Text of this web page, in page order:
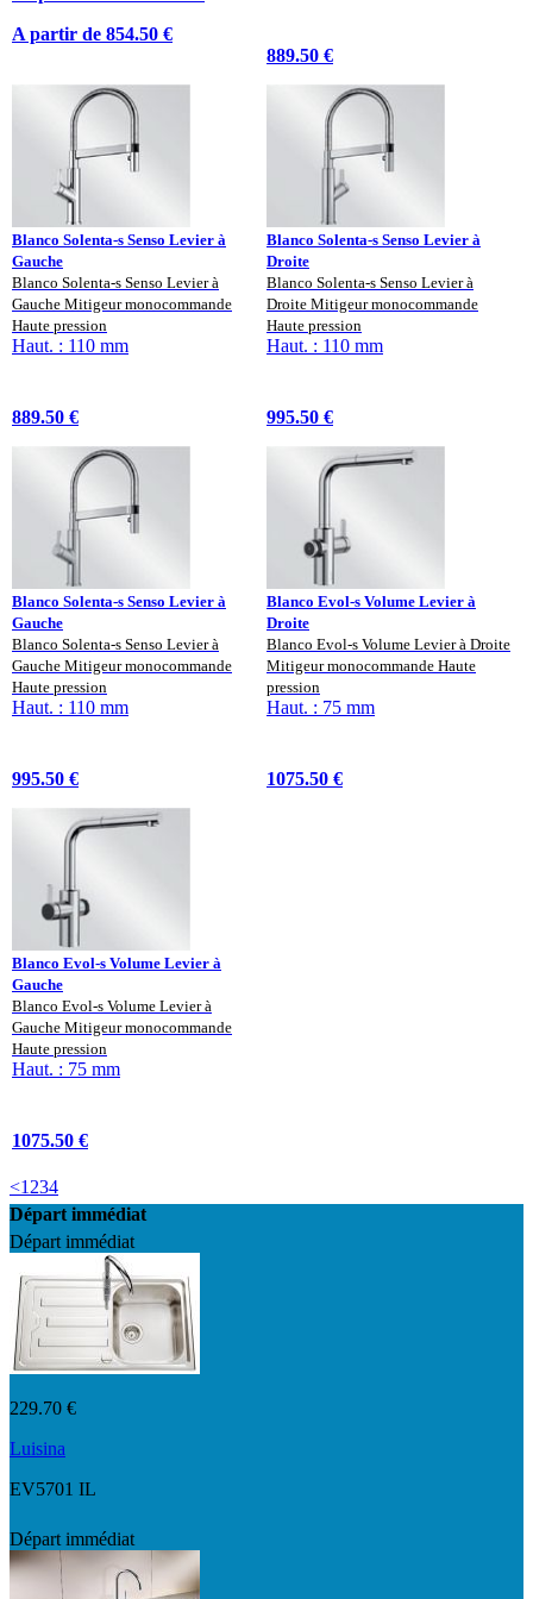
A partir de 854.50 €
889.50 €
Blanco Solenta-s Senso Levier à
Gauche
Blanco Solenta-s Senso Levier à
Gauche Mitigeur monocommande
Haute pression
Haut. : 110 mm
889.50 €
Blanco Solenta-s Senso Levier à
Droite
Blanco Solenta-s Senso Levier à
Droite Mitigeur monocommande
Haute pression
Haut. : 110 mm
995.50 €
Blanco Solenta-s Senso Levier à
Gauche
Blanco Solenta-s Senso Levier à
Gauche Mitigeur monocommande
Haute pression
Haut. : 110 mm
995.50 €
Blanco Evol-s Volume Levier à
Droite
Blanco Evol-s Volume Levier à Droite
Mitigeur monocommande Haute
pression
Haut. : 75 mm
1075.50 €
Blanco Evol-s Volume Levier à
Gauche
Blanco Evol-s Volume Levier à
Gauche Mitigeur monocommande
Haute pression
Haut. : 75 mm
1075.50 €
<1 234
Départ immédiat
Départ immédiat
229.70 €
Luisina
EV5701 IL
Départ immédiat